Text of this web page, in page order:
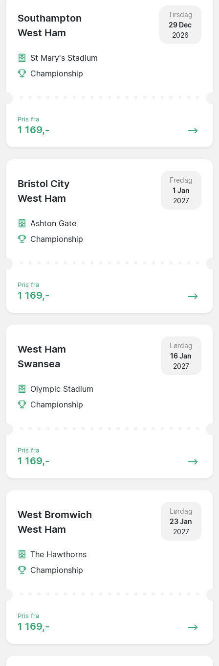
Southampton
West Ham
Tirsdag
29 Dec
2026
St Mary's Stadium
Championship
Pris fra
1 169,-
Bristol City
West Ham
Fredag
1 Jan
2027
Ashton Gate
Championship
Pris fra
1 169,-
West Ham
Swansea
Lørdag
16 Jan
2027
Olympic Stadium
Championship
Pris fra
1 169,-
West Bromwich
West Ham
Lørdag
23 Jan
2027
The Hawthorns
Championship
Pris fra
1 169,-